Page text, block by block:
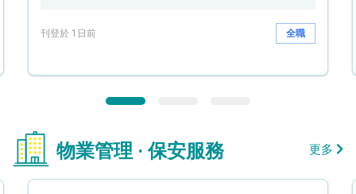
刊登於 1日前 全職
物業管理 · 保安服務 更多